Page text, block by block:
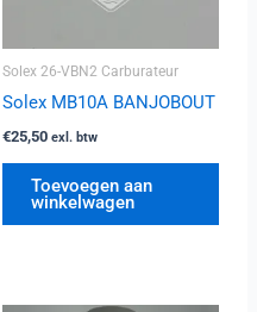
Solex 26-VBN2 Carburateur
Solex MB10A BANJOBOUT
€25,50 exl. btw
Toevoegen aan
winkelwagen